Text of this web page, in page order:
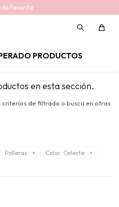
Favorita
PRODUCTOS
en esta sección.
de filtrado o busca en otras
Polleras Color: Celeste